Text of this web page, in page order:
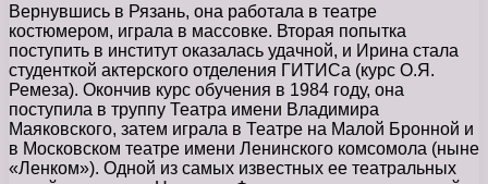
Вернувшись в Рязань, она работала в театре
костюмером, играла в массовке. Вторая попытка
поступить в институт оказалась удачной, и Ирина стала
студенткой актерского отделения ГИТИСа (курс О.Я.
Ремеза). Окончив курс обучения в 1984 году, она
поступила в труппу Театра имени Владимира
Маяковского, затем играла в Театре на Малой Бронной и
в Московском театре имени Ленинского комсомола (ныне
«Ленком»). Одной из самых известных ее театральных